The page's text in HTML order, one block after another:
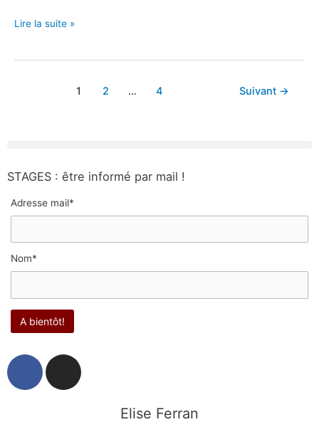
Lire la suite »
1 2 … 4 Suivant →
STAGES : être informé par mail !
Adresse mail*
Nom*
F
I
Elise Ferran